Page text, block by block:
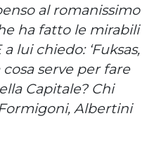
al romanissimo
ha fatto le mirabili
lui chiedo: ‘Fuksas,
serve per fare
Capitale? Chi
Albertini